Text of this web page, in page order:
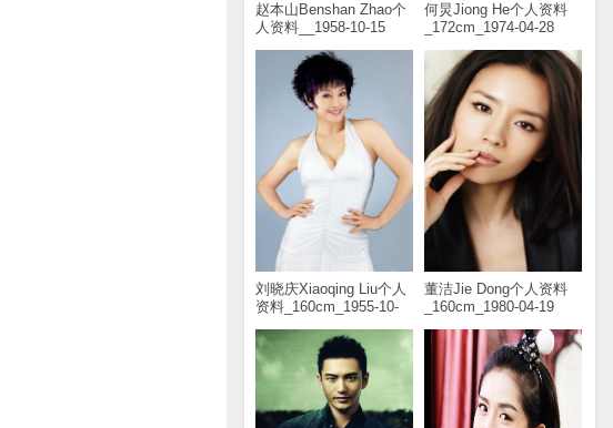
赵本山Benshan Zhao个
人资料__1958-10-15
何炅Jiong He个人资料
_172cm_1974-04-28
刘晓庆Xiaoqing Liu个人
资料_160cm_1955-10-
董洁Jie Dong个人资料
_160cm_1980-04-19